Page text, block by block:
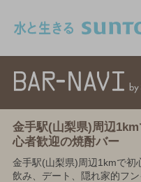
金手駅(山梨県)周辺1km
心者歓迎の焼酎バー
金手駅(山梨県)周辺1kmで初
飲み、デート、隠れ家的フ